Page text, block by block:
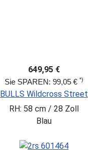
649,95 €
Sie SPAREN: 99,05 € *)
BULLS Wildcross Street
RH: 58 cm / 28 Zoll
Blau